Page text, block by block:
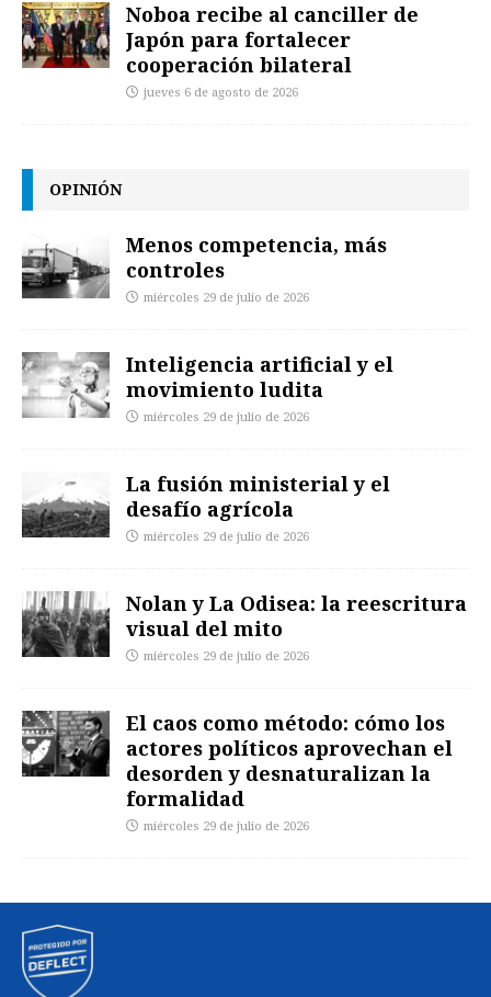
Noboa recibe al canciller de
Japón para fortalecer
cooperación bilateral
jueves 6 de agosto de 2026
OPINIÓN
Menos competencia, más
controles
miércoles 29 de julio de 2026
Inteligencia artificial y el
movimiento ludita
miércoles 29 de julio de 2026
La fusión ministerial y el
desafío agrícola
miércoles 29 de julio de 2026
Nolan y La Odisea: la reescritura
visual del mito
miércoles 29 de julio de 2026
El caos como método: cómo los
actores políticos aprovechan el
desorden y desnaturalizan la
formalidad
miércoles 29 de julio de 2026